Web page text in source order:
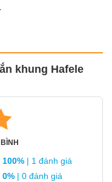
kim nhôm
mở 1 chiều/ 2
khung Hafele
100% | 1 đánh giá
0% | 0 đánh giá